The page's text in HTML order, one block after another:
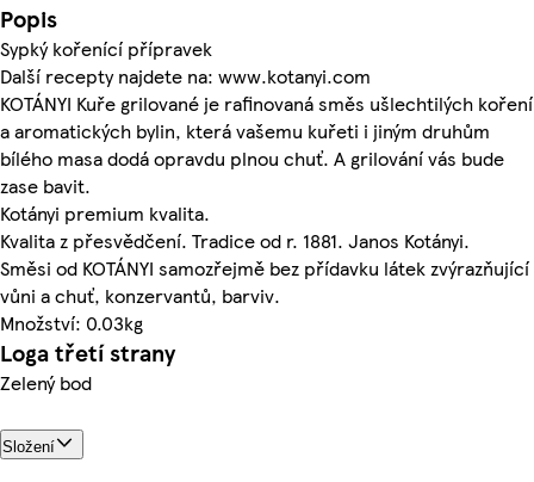
Popis
Sypký kořenící přípravek
Další recepty najdete na: www.kotanyi.com
KOTÁNYI Kuře grilované je rafinovaná směs ušlechtilých koření
a aromatických bylin, která vašemu kuřeti i jiným druhům
bílého masa dodá opravdu plnou chuť. A grilování vás bude
zase bavit.
Kotányi premium kvalita.
Kvalita z přesvědčení. Tradice od r. 1881. Janos Kotányi.
Směsi od KOTÁNYI samozřejmě bez přídavku látek zvýrazňující
vůni a chuť, konzervantů, barviv.
Množství: 0.03kg
Loga třetí strany
Zelený bod
Složení